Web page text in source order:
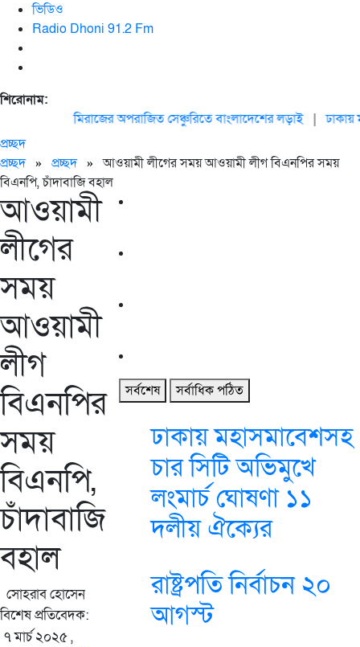
ভিডিও
Radio Dhoni 91.2 Fm
শিরোনাম:
মিরাজের অপরাজিত সেঞ্চুরিতে বাংলাদেশের লড়াই| ঢাকায়
প্রচ্ছদ
প্রচ্ছদ» প্রচ্ছদ»আওয়ামী লীগের সময় আওয়ামী লীগ বিএনপির সময়
বিএনপি, চাঁদাবাজি বহাল
আওয়ামী
লীগের
সময়
আওয়ামী
লীগ
বিএনপির
সময়
বিএনপি,
চাঁদাবাজি
বহাল
সোহরাব হোসেন
বিশেষ প্রতিবেদক:
৭ মার্চ ২০২৫ ,
সর্বশেষ সর্বাধিক পঠিত
ঢাকায় মহাসমাবেশসহ
চার সিটি অভিমুখে
লংমার্চ ঘোষণা ১১
দলীয় ঐক্যের
রাষ্ট্রপতি নির্বাচন ২০
আগস্ট